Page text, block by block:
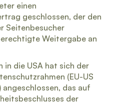
einen
geschlossen, der den
Seitenbesucher
Weitergabe an
in die USA hat sich der
(EU-US
angeschlossen, das auf
der